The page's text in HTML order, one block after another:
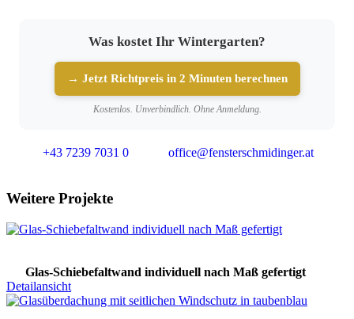
Was kostet Ihr Wintergarten?
→ Jetzt Richtpreis in 2 Minuten berechnen
Kostenlos. Unverbindlich. Ohne Anmeldung.
+43 7239 7031 0 office@fensterschmidinger.at
Weitere Projekte
Glas-Schiebefaltwand individuell nach Maß gefertigt
Detailansicht